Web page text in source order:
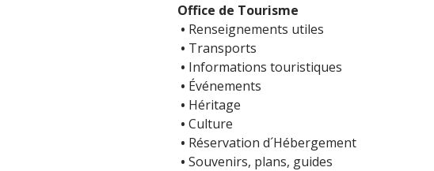
Office de Tourisme
• Renseignements utiles
• Transports
• Informations touristiques
• Événements
• Héritage
• Culture
• Réservation d´Hébergement
• Souvenirs, plans, guides